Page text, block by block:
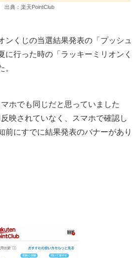
出典：楽天PointClub
ンくじの当選結果発表の「プッシュ
に行った時の「ラッキーミリオンく
。
ホでも同じだと思っていました
映されていなく、スマホで確認し
前にすでに結果発表のバナーがあり